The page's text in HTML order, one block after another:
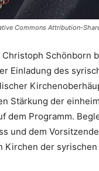
Commons Attribution-
Schönborn
Einladung des
Stärkung der
dem Programm.
und dem
Kirchen der